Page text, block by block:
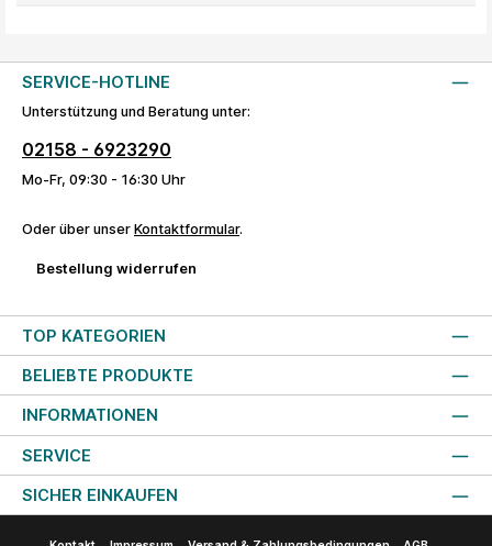
SERVICE-HOTLINE
Unterstützung und Beratung unter:
02158 - 6923290
Mo-Fr, 09:30 - 16:30 Uhr
Oder über unser Kontaktformular.
Bestellung widerrufen
TOP KATEGORIEN
BELIEBTE PRODUKTE
INFORMATIONEN
SERVICE
SICHER EINKAUFEN